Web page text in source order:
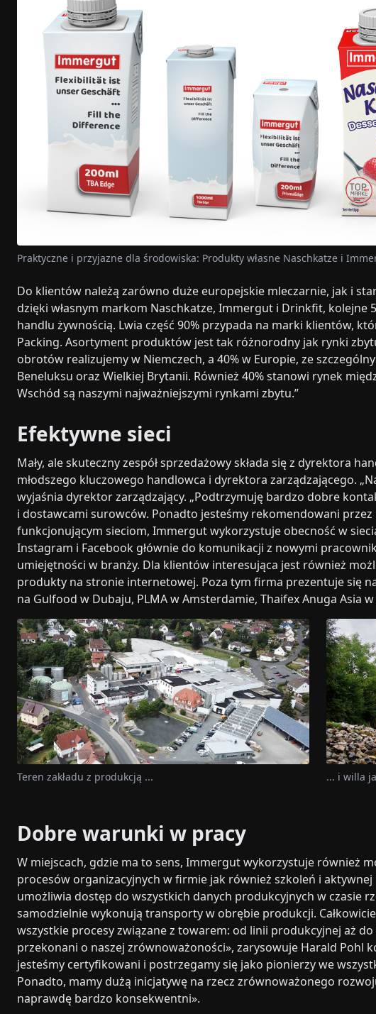
Praktyczne i przyjazne dla środowiska: Produkty własne Naschkatze i
Do klientów należą zarówno duże europejskie mleczarnie, jak i
dzięki własnym markom Naschkatze, Immergut i Drinkfit, kolejne
handlu żywnością. Lwia część 90% przypada na marki klientów,
Packing. Asortyment produktów jest tak różnorodny jak rynki
obrotów realizujemy w Niemczech, a 40% w Europie, ze
Beneluksu oraz Wielkiej Brytanii. Również 40% stanowi rynek
Wschód są naszymi najważniejszymi rynkami zbytu.”
Efektywne sieci
Mały, ale skuteczny zespół sprzedażowy składa się z dyrektora
młodszego kluczowego handlowca i dyrektora zarządzającego.
wyjaśnia dyrektor zarządzający. „Podtrzymuję bardzo dobre
i dostawcami surowców. Ponadto jesteśmy rekomendowani
funkcjonującym sieciom, Immergut wykorzystuje obecność w
Instagram i Facebook głównie do komunikacji z nowymi
umiejętności w branży. Dla klientów interesująca jest również
produkty na stronie internetowej. Poza tym firma prezentuje się
na Gulfood w Dubaju, PLMA w Amsterdamie, Thaifex Anuga Asia
Teren zakładu z produkcją ... ... i willa
Dobre warunki w pracy
W miejscach, gdzie ma to sens, Immergut wykorzystuje również
procesów organizacyjnych w firmie jak również szkoleń i
umożliwia dostęp do wszystkich danych produkcyjnych w czasie
samodzielnie wykonują transporty w obrębie produkcji.
wszystkie procesy związane z towarem: od linii produkcyjnej aż do
przekonani o naszej zrównoważoności», zarysowuje Harald Pohl
jesteśmy certyfikowani i postrzegamy się jako pionierzy we
Ponadto, mamy dużą inicjatywę na rzecz zrównoważonego
naprawdę bardzo konsekwentni».